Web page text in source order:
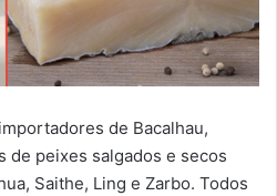
de Bacalhau,
de peixes salgados e secos
, Saithe, Ling e Zarbo. Todos